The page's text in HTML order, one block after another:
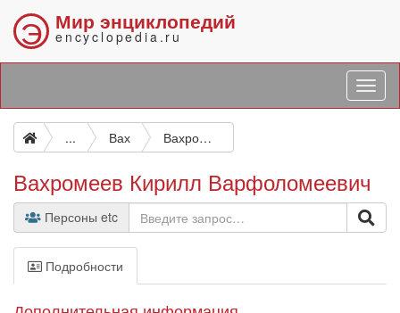
Э Мир энциклопедий
encyclopedia.ru
... Вах Вахромеев Кирилл Варфоломеевич
Вахромеев Кирилл Варфоломеевич
Персоны etc
Подробности